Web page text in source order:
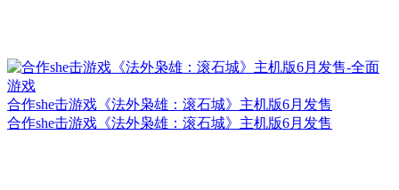
合作she击游戏《法外枭雄：滚石城》主机版6月发售
合作she击游戏《法外枭雄：滚石城》主机版6月发售